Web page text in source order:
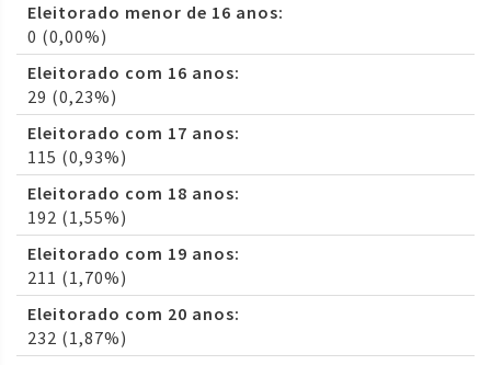
Eleitorado menor de 16 anos:
0 (0,00%)
Eleitorado com 16 anos:
29 (0,23%)
Eleitorado com 17 anos:
115 (0,93%)
Eleitorado com 18 anos:
192 (1,55%)
Eleitorado com 19 anos:
211 (1,70%)
Eleitorado com 20 anos:
232 (1,87%)